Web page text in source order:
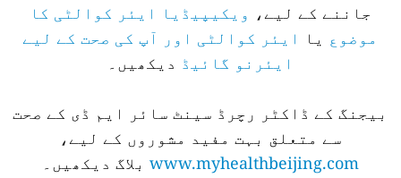
جاننے کے لیے، ویکیپیڈیا ایئر کوالٹی کا
موضوعیا
ایئر کوالٹی اور آپ کی صحت کے لیے
ایئرنو گائیڈدیکھیں۔
بیجنگ کے ڈاکٹر رچرڈ سینٹ سائر ایم ڈی کے صحت
سے متعلق بہت مفید مشوروں کے لیے،
www.myhealthbeijing.comبلاگ دیکھیں۔